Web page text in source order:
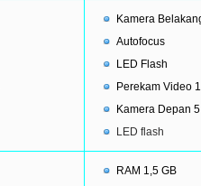
Kamera
Autofocus
LED Flash
Perekam Video
Kamera Depan
LED flash
RAM 1,5 GB